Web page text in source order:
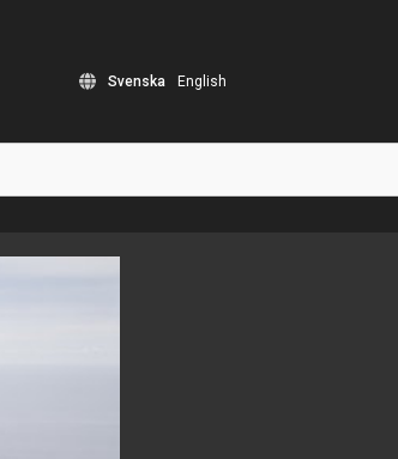
Svenska English